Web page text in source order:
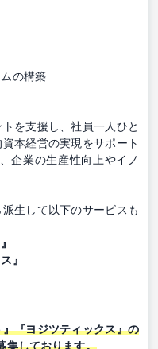
の構築
を支援し、社員一人ひと
本経営の実現をサポート
企業の生産性向上やイノ
生して以下のサービスも
』
『ヨジツティックス』の
集しております。